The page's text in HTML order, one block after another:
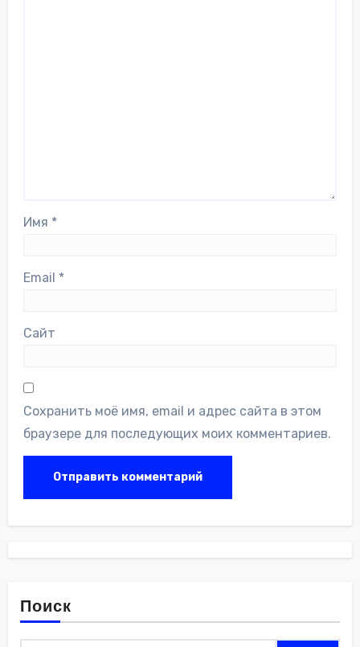
Имя *
Email *
Сайт
Сохранить моё имя, email и адрес сайта в этом
браузере для последующих моих комментариев.
Поиск